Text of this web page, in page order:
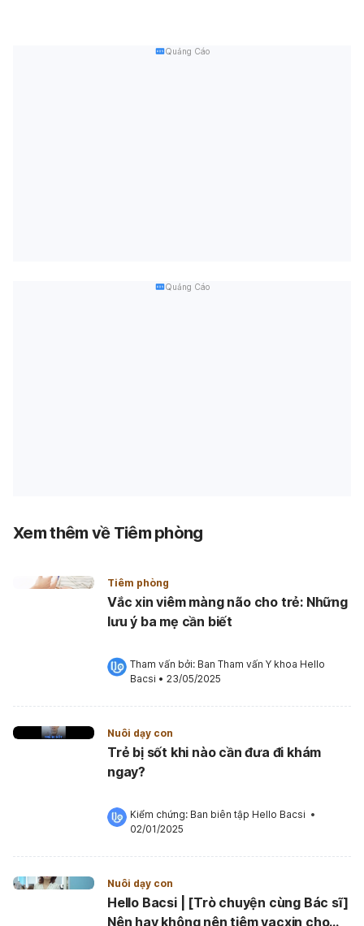
Quảng Cáo
Quảng Cáo
Xem thêm về Tiêm phòng
Tiêm phòng
Vắc xin viêm màng não cho trẻ: Những
lưu ý ba mẹ cần biết
Tham vấn bởi: Ban Tham vấn Y khoa Hello
Bacsi • 23/05/2025
Nuôi dạy con
Trẻ bị sốt khi nào cần đưa đi khám
ngay?
Kiểm chứng: Ban biên tập Hello Bacsi •
02/01/2025
Nuôi dạy con
Hello Bacsi | [Trò chuyện cùng Bác sĩ]
Nên hay không nên tiêm vacxin cho